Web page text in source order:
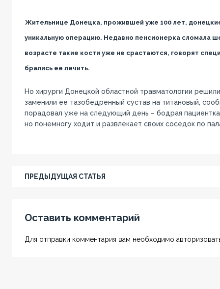
Жительнице Донецка, прожившей уже 100 лет,
уникальную операцию. Недавно пенсионерка сломала
возрасте такие кости уже не срастаются, говорят
брались ее лечить.
Но хирурги Донецкой областной травматологии
заменили ее тазобедренный сустав на титановый,
порадовал уже на следующий день – бодрая
но понемногу ходит и развлекает своих соседок по
ПРЕДЫДУЩАЯ СТАТЬЯ
Оставить комментарий
Для отправки комментария вам необходимо